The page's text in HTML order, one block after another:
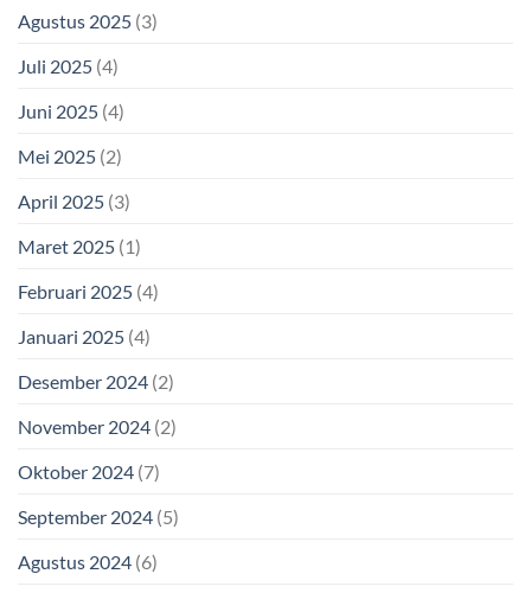
Agustus 2025 (3)
Juli 2025 (4)
Juni 2025 (4)
Mei 2025 (2)
April 2025 (3)
Maret 2025 (1)
Februari 2025 (4)
Januari 2025 (4)
Desember 2024 (2)
November 2024 (2)
Oktober 2024 (7)
September 2024 (5)
Agustus 2024 (6)